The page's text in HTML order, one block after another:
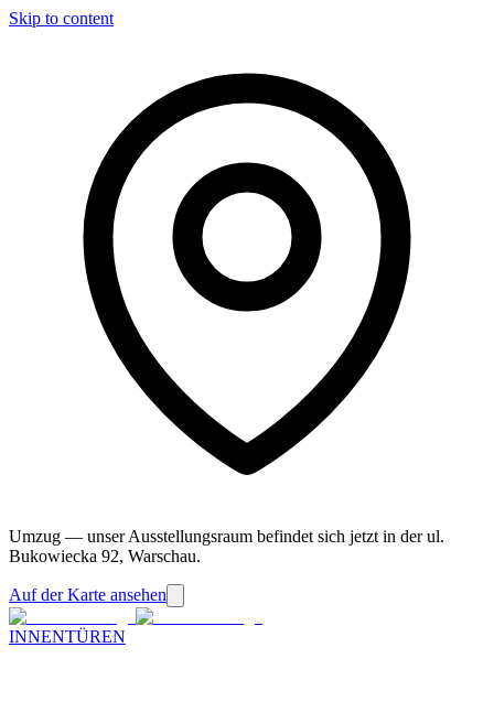
Skip to content
Umzug — unser Ausstellungsraum befindet sich jetzt in der ul.
Bukowiecka 92, Warschau.
Auf der Karte ansehen
INNENTÜREN